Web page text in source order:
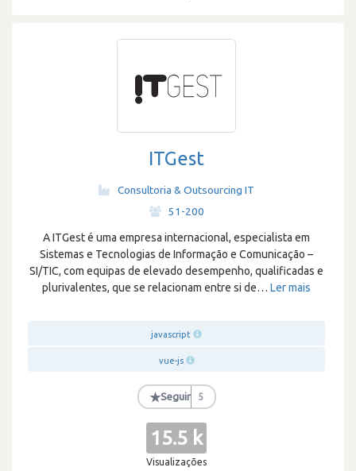
ITGest
Consultoria & Outsourcing IT
51-200
A ITGest é uma empresa internacional, especialista em
Sistemas e Tecnologias de Informação e Comunicação –
SI/TIC, com equipas de elevado desempenho, qualificadas e
plurivalentes, que se relacionam entre si de… Ler mais
javascript
vue-js
★Seguir 5
15.5 k
Visualizações